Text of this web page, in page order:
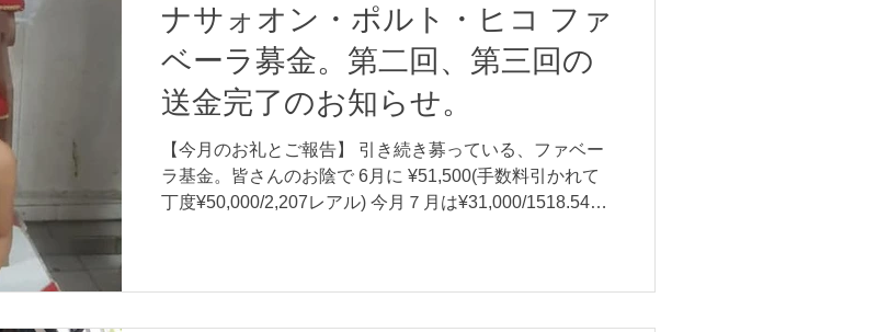
ナサォオン・ポルト・ヒコ ファ
ベーラ募金。第二回、第三回の
送金完了のお知らせ。
【今月のお礼とご報告】 引き続き募っている、ファベー
ラ基金。皆さんのお陰で 6月に ¥51,500(手数料引かれて
丁度¥50,000/2,207レアル) 今月７月は¥31,000/1518.54レ